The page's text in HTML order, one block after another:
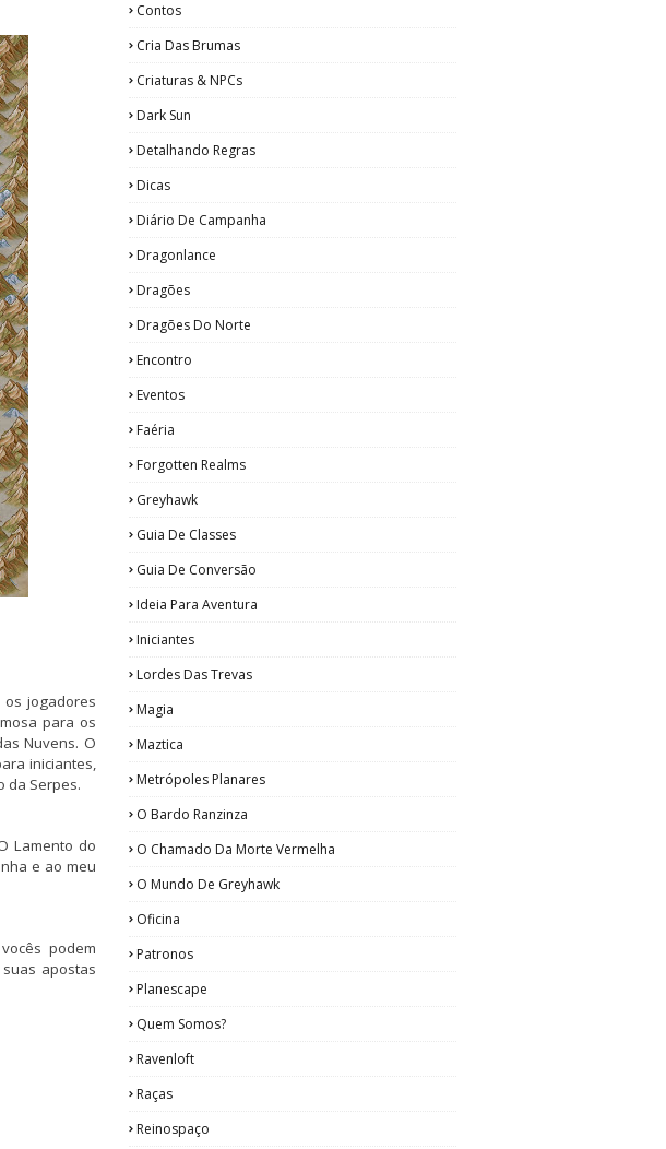
os jogadores
para os
Nuvens. O
iniciantes,
da Serpes.
Lamento do
e ao meu
podem
apostas
Contos
Cria Das Brumas
Criaturas & NPCs
Dark Sun
Detalhando Regras
Dicas
Diário De Campanha
Dragonlance
Dragões
Dragões Do Norte
Encontro
Eventos
Faéria
Forgotten Realms
Greyhawk
Guia De Classes
Guia De Conversão
Ideia Para Aventura
Iniciantes
Lordes Das Trevas
Magia
Maztica
Metrópoles Planares
O Bardo Ranzinza
O Chamado Da Morte Vermelha
O Mundo De Greyhawk
Oficina
Patronos
Planescape
Quem Somos?
Ravenloft
Raças
Reinospaço